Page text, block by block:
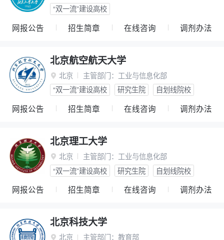
“双一流”建设高校
网报公告 招生简章 在线咨询 调剂办法
北京航空航天大学
 北京 主管部门： 工业与信息化部
“双一流”建设高校
研究生院 自划线院校
网报公告 招生简章 在线咨询 调剂办法
北京理工大学
 北京 主管部门： 工业与信息化部
“双一流”建设高校
研究生院 自划线院校
网报公告 招生简章 在线咨询 调剂办法
北京科技大学
 北京 主管部门： 教育部